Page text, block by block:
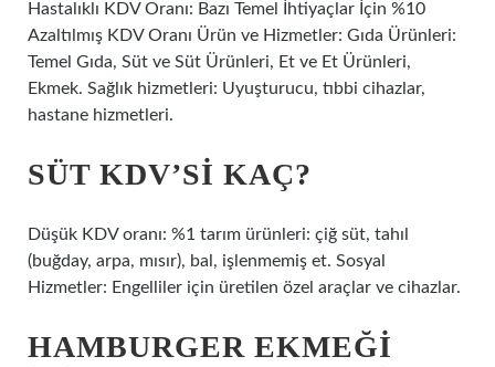
Hastalıklı KDV Oranı: Bazı Temel İhtiyaçlar İçin %10
Azaltılmış KDV Oranı Ürün ve Hizmetler: Gıda Ürünleri:
Temel Gıda, Süt ve Süt Ürünleri, Et ve Et Ürünleri,
Ekmek. Sağlık hizmetleri: Uyuşturucu, tıbbi cihazlar,
hastane hizmetleri.
SÜT KDV’SI KAÇ?
Düşük KDV oranı: %1 tarım ürünleri: çiğ süt, tahıl
(buğday, arpa, mısır), bal, işlenmemiş et. Sosyal
Hizmetler: Engelliler için üretilen özel araçlar ve cihazlar.
HAMBURGER EKMEĞI